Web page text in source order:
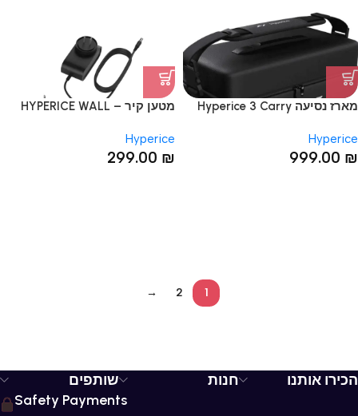
מארז נסיעה Hyperice 3 Carry
Hyperice
999.00 ₪
מטען קיר – HYPERICE WALL
Hyperice
299.00 ₪
1
2
→
הכירו אותנו חנות
שותפים
Safety Payments